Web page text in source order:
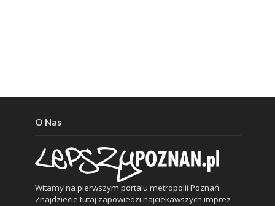
O Nas
Witamy na pierwszym portalu metropolii Poznań.
Znajdziecie tutaj zapowiedzi najciekawszych imprez